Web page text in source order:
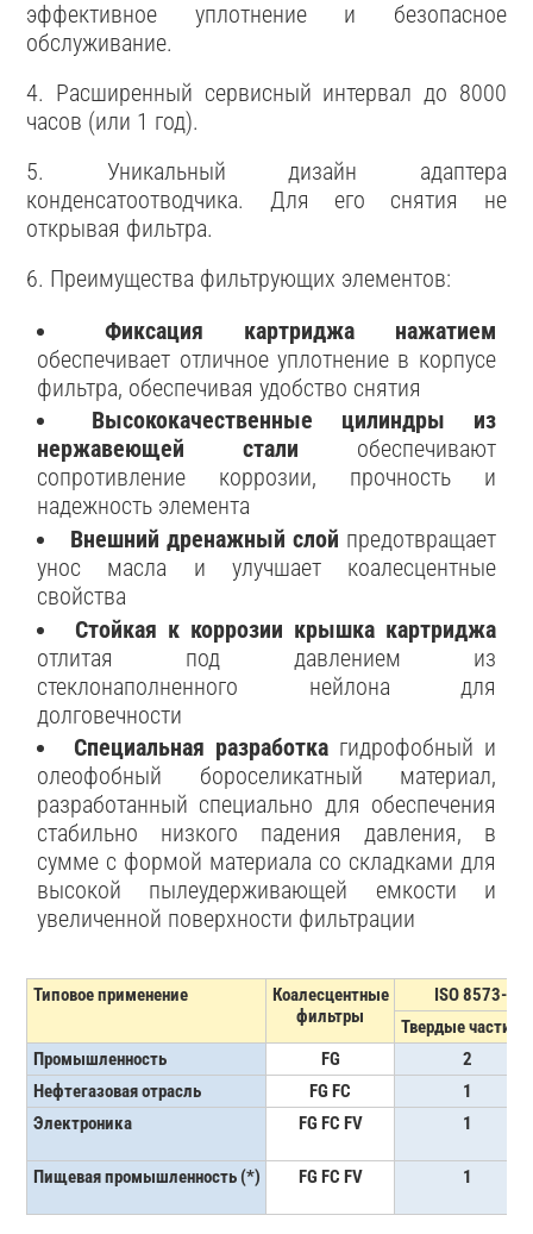
эффективное уплотнение и безопасное
обслуживание.
4. Расширенный сервисный интервал до 8000
часов (или 1 год).
5. Уникальный дизайн адаптера
конденсатоотводчика. Для его снятия не
открывая фильтра.
6. Преимущества фильтрующих элементов:
Фиксация картриджа нажатием
обеспечивает отличное уплотнение в корпусе
фильтра, обеспечивая удобство снятия
Высококачественные цилиндры из
нержавеющей стали обеспечивают
сопротивление коррозии, прочность и
надежность элемента
Внешний дренажный слой предотвращает
унос масла и улучшает коалесцентные
свойства
Стойкая к коррозии крышка картриджа
отлитая под давлением из
стеклонаполненного нейлона для
долговечности
Специальная разработка гидрофобный и
олеофобный бороселикатный материал,
разработанный специально для обеспечения
стабильно низкого падения давления, в
сумме с формой материала со складками для
высокой пылеудерживающей емкости и
увеличенной поверхности фильтрации
Типовое применение
Коалесцентные
фильтры
ISO 8573-
Твердые частицы
Промышленность
FG
2
Нефтегазовая отрасль
FG FC
1
Электроника
FG FC FV 1
Пищевая промышленность (*) FG FC FV 1